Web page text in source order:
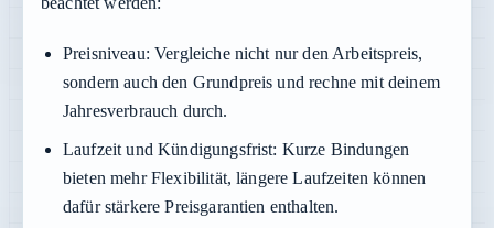
Preisniveau: Vergleiche nicht nur den Arbeitspreis,
sondern auch den Grundpreis und rechne mit deinem
Jahresverbrauch durch.
Laufzeit und Kündigungsfrist: Kurze Bindungen
bieten mehr Flexibilität, längere Laufzeiten können
dafür stärkere Preisgarantien enthalten.